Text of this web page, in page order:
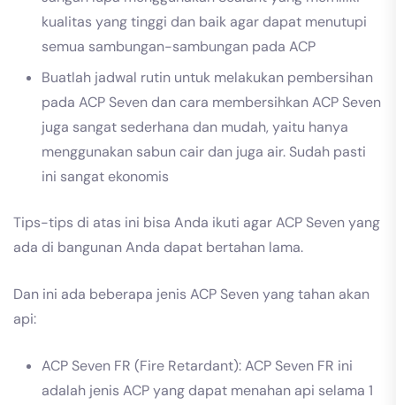
kualitas yang tinggi dan baik agar dapat menutupi
semua sambungan-sambungan pada ACP
Buatlah jadwal rutin untuk melakukan pembersihan
pada ACP Seven dan cara membersihkan ACP Seven
juga sangat sederhana dan mudah, yaitu hanya
menggunakan sabun cair dan juga air. Sudah pasti
ini sangat ekonomis
Tips-tips di atas ini bisa Anda ikuti agar ACP Seven yang
ada di bangunan Anda dapat bertahan lama.
Dan ini ada beberapa jenis ACP Seven yang tahan akan
api:
ACP Seven FR (Fire Retardant): ACP Seven FR ini
adalah jenis ACP yang dapat menahan api selama 1